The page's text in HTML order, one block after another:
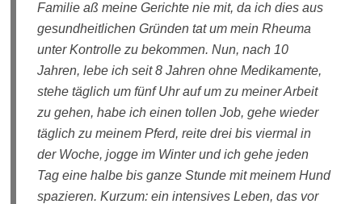
Familie aß meine Gerichte nie mit, da ich dies aus
gesundheitlichen Gründen tat um mein Rheuma
unter Kontrolle zu bekommen. Nun, nach 10
Jahren, lebe ich seit 8 Jahren ohne Medikamente,
stehe täglich um fünf Uhr auf um zu meiner Arbeit
zu gehen, habe ich einen tollen Job, gehe wieder
täglich zu meinem Pferd, reite drei bis viermal in
der Woche, jogge im Winter und ich gehe jeden
Tag eine halbe bis ganze Stunde mit meinem Hund
spazieren. Kurzum: ein intensives Leben, das vor